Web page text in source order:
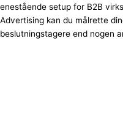
enestående setup for B2B
Advertising kan du målrette
beslutningstagere end nogen